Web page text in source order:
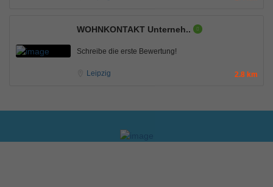
WOHNKONTAKT Unterneh..
Schreibe die erste Bewertung!
Leipzig 2.8 km